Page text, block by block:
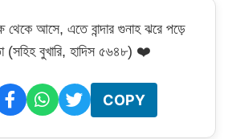
আসে, এতে বান্দার গুনাহ ঝরে পড়ে
(সহিহ বুখারি, হাদিস ৫৬৪৮) ❤️
COPY